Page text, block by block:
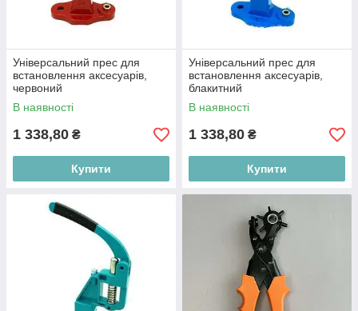
Універсальний прес для
встановлення аксесуарів,
червоний
В наявності
1 338,80 ₴
Купити
Універсальний прес для
встановлення аксесуарів,
блакитний
В наявності
1 338,80 ₴
Купити